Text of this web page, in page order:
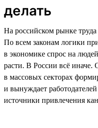
делать
На российском рынке
По всем законам логики
в экономике спрос на
расти. В России всё иначе.
в массовых секторах
и вынуждает
источники привлечения